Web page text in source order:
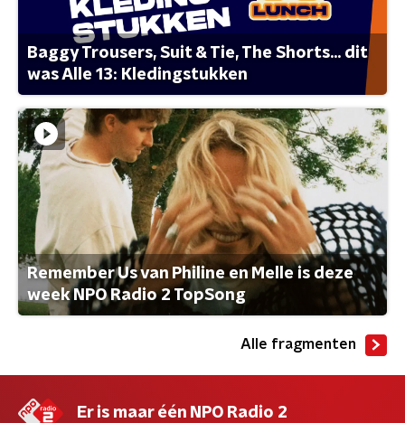
Baggy Trousers, Suit & Tie, The Shorts... dit
was Alle 13: Kledingstukken
Remember Us van Philine en Melle is deze
week NPO Radio 2 TopSong
Alle fragmenten
Er is maar één NPO Radio 2